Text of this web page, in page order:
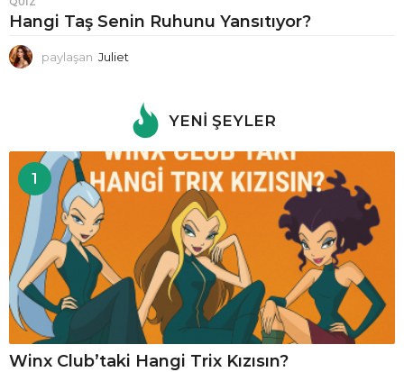
Hangi Taş Senin Ruhunu Yansıtıyor?
paylaşan Juliet
YENI ŞEYLER
1
Winx Club’taki Hangi Trix Kızısın?